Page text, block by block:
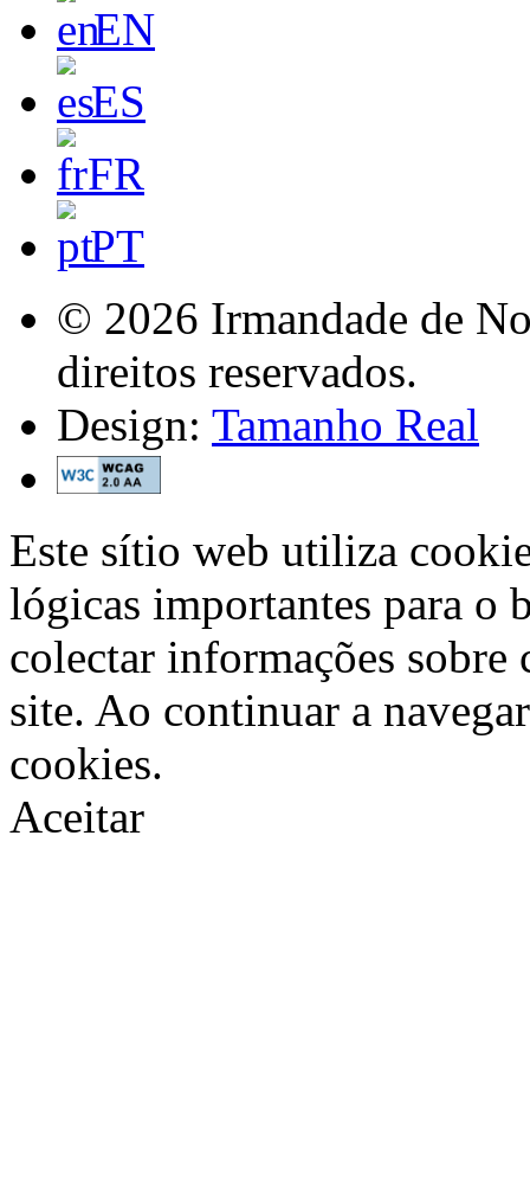
EN
ES
FR
PT
© 2026 Irmandade de
direitos reservados.
Design: Tamanho Real
Este sítio web utiliza
lógicas importantes para o
colectar informações sobre
site. Ao continuar a
cookies.
Aceitar